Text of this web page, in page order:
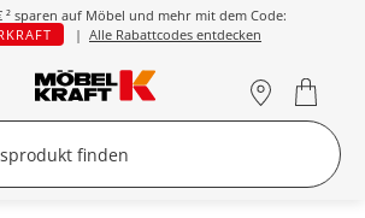
²sparen auf Möbel und mehr mit dem Code:
| Alle Rabattcodes entdecken